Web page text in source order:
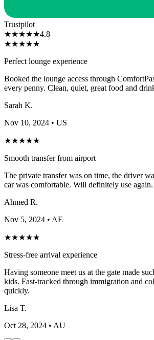
Trustpilot
★★★★★4.8
★★★★★
Perfect lounge experience
Booked the lounge access through
every penny. Clean, quiet, great food and
Sarah K.
Nov 10, 2024 • US
★★★★★
Smooth transfer from airport
The private transfer was on time, the driver
car was comfortable. Will definitely use again.
Ahmed R.
Nov 5, 2024 • AE
★★★★★
Stress-free arrival experience
Having someone meet us at the gate made
kids. Fast-tracked through immigration and
quickly.
Lisa T.
Oct 28, 2024 • AU